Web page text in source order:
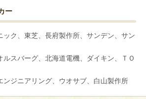
ー
ック、東芝、長府製作所、サンデン、サン
ルスバーグ、北海道電機、ダイキン、ＴＯ
ンジニアリング、ウオサブ、白山製作所